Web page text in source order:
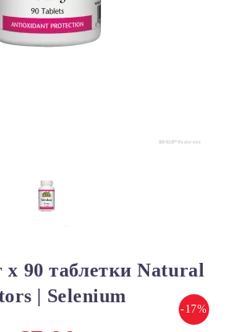
х 90 таблетки Natural
| Selenium
-17%